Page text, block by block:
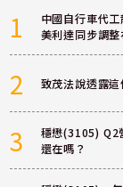
1
中國自行車代
美利達同步調整
2 致茂法說透露
3
穩懋(3105) Q2
還在嗎？